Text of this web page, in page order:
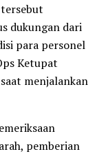
dukungan dari
para personel
Ketupat
menjalankan
pemberian